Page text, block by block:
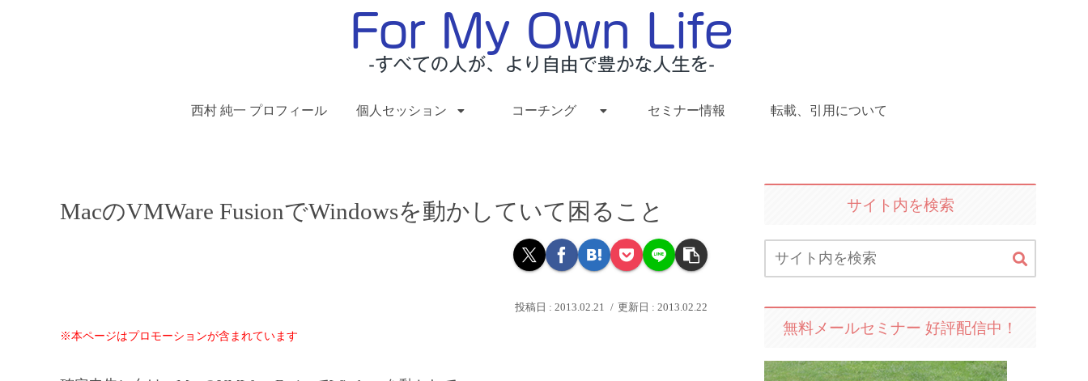
西村 純一 プロフィール 個人セッション コーチング セミナー情報 転載、引用について
MacのVMWare FusionでWindowsを動かしていて困ること
2013.02.21 2013.02.22
※本ページはプロモーションが含まれています
サイト内を検索
無料メールセミナー 好評配信中！